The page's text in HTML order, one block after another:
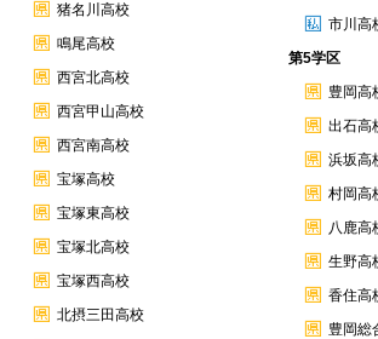
猪名川高校
鳴尾高校
西宮北高校
西宮甲山高校
西宮南高校
宝塚高校
宝塚東高校
宝塚北高校
宝塚西高校
北摂三田高校
市川高
第5学区
豊岡高
出石高
浜坂高
村岡高
八鹿高
生野高
香住高
豊岡総